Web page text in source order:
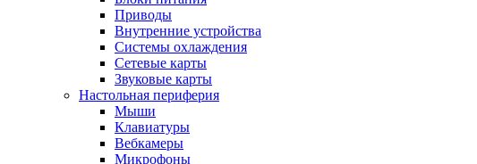
Приводы
Внутренние устройства
Системы охлаждения
Сетевые карты
Звуковые карты
Настольная периферия
Мыши
Клавиатуры
Вебкамеры
Микрофоны